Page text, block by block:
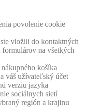
povolenie cookie
vložili do kontaktných
na všetkých
košíka
váš užívateľský účet
verziu jazyka
sociálnych sietí
región a krajinu